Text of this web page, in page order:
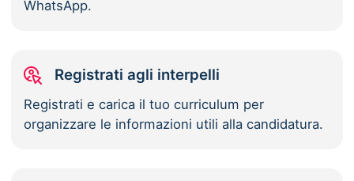
WhatsApp.
Registrati agli interpelli
Registrati e carica il tuo curriculum per
organizzare le informazioni utili alla candidatura.